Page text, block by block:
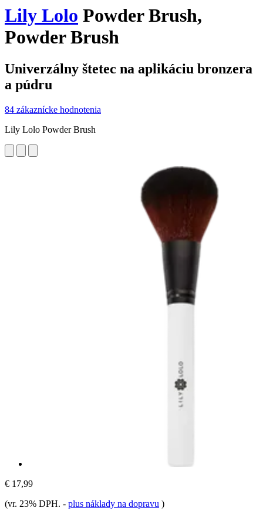
Lily Lolo Powder Brush,
Powder Brush
Univerzálny štetec na aplikáciu bronzera
a púdru
84 zákaznícke hodnotenia
Lily Lolo Powder Brush
€ 17,99
(vr. 23% DPH. - plus náklady na dopravu )